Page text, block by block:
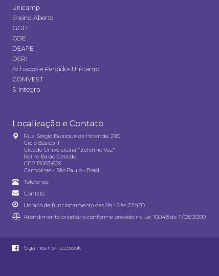
Unicamp
Ensino Aberto
GGTE
GDE
DEAPE
DERI
Achados e Perdidos Unicamp
COMVEST
S-integra
Localização e Contato
Rua Sérgio Buarque de Holanda, 290
Ciclo Básico II
Cidade Universitária "Zeferino Vaz"
Bairro Barão Geraldo
CEP 13083-859
Campinas - São Paulo - Brasil
Telefones
Contato
Horário de funcionamento das 8h45 às 22h30
Atendimento prioritário conforme previsto na Lei 10048 de 11/08/2000
Siga-nos no Facebook